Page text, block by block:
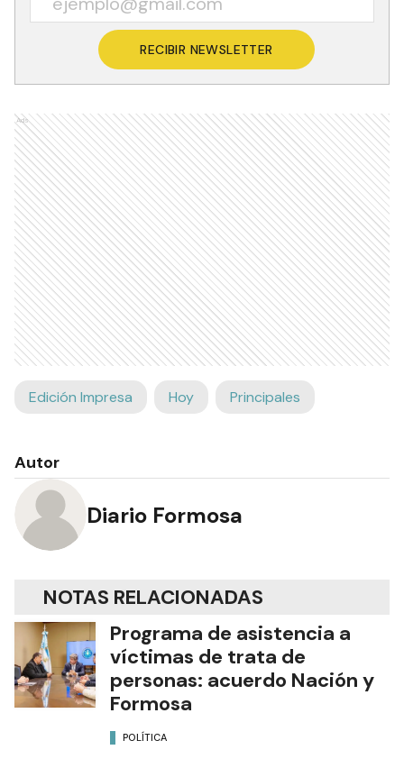
RECIBIR NEWSLETTER
Ads
Edición Impresa Hoy Principales
Autor
Diario Formosa
NOTAS RELACIONADAS
Programa de asistencia a
víctimas de trata de
personas: acuerdo Nación y
Formosa
POLÍTICA